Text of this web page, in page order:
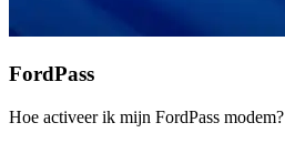
FordPass
Hoe activeer ik mijn FordPass modem?